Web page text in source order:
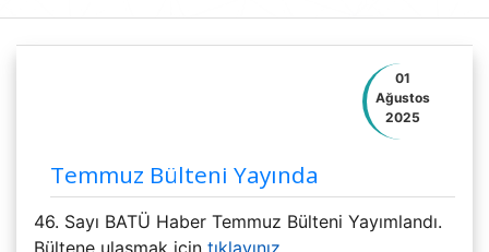
01
Ağustos
2025
Temmuz Bülteni Yayında
46. Sayı BATÜ Haber Temmuz Bülteni Yayımlandı.
Bültene ulaşmak için tıklayınız